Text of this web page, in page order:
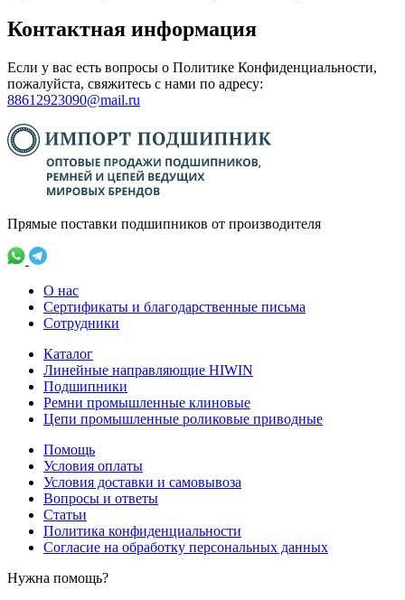
Контактная информация
Если у вас есть вопросы о Политике Конфиденциальности,
пожалуйста, свяжитесь с нами по адресу:
88612923090@mail.ru
Прямые поставки подшипников от производителя
О нас
Сертификаты и благодарственные письма
Сотрудники
Каталог
Линейные направляющие HIWIN
Подшипники
Ремни промышленные клиновые
Цепи промышленные роликовые приводные
Помощь
Условия оплаты
Условия доставки и самовывоза
Вопросы и ответы
Статьи
Политика конфиденциальности
Согласие на обработку персональных данных
Нужна помощь?